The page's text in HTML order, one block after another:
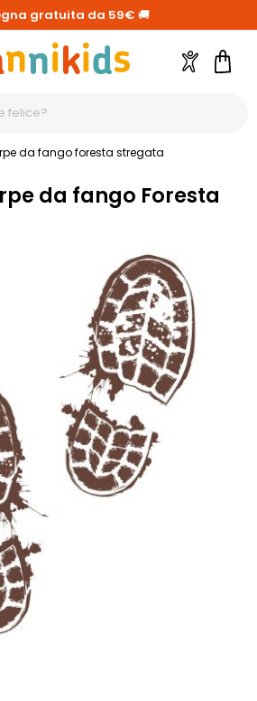
gratuita da 59€ 🚚
Account
da fango foresta stregata
da fango Foresta